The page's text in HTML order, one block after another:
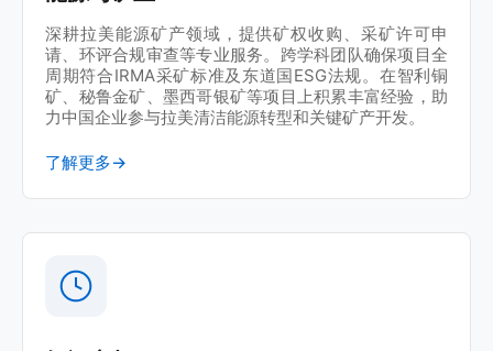
跨境电商 | 墨西哥
Lawshi助力头部电商品牌VEVOR落地墨西哥，夯实
本地化合规运营基石
深耕拉美能源矿产领域，提供矿权收购、采矿许可申
请、环评合规审查等专业服务。跨学科团队确保项目全
周期符合IRMA采矿标准及东道国ESG法规。在智利铜
矿、秘鲁金矿、墨西哥银矿等项目上积累丰富经验，助
力中国企业参与拉美清洁能源转型和关键矿产开发。
了解更多→